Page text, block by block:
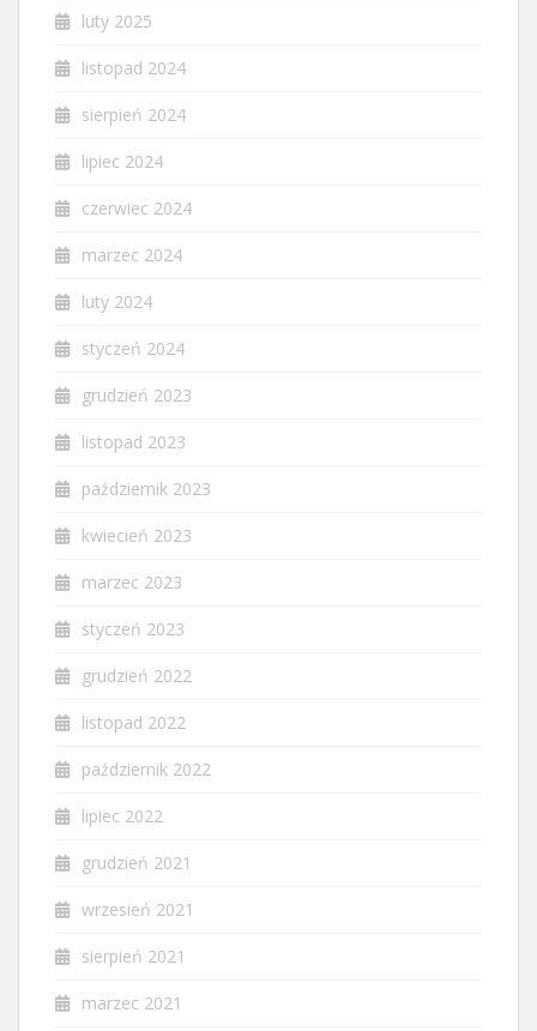
luty 2025
listopad 2024
sierpień 2024
lipiec 2024
czerwiec 2024
marzec 2024
luty 2024
styczeń 2024
grudzień 2023
listopad 2023
październik 2023
kwiecień 2023
marzec 2023
styczeń 2023
grudzień 2022
listopad 2022
październik 2022
lipiec 2022
grudzień 2021
wrzesień 2021
sierpień 2021
marzec 2021